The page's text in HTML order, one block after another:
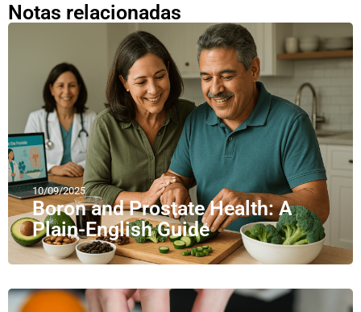
Notas relacionadas
10/09/2025
Boron and Prostate Health: A
Plain-English Guide